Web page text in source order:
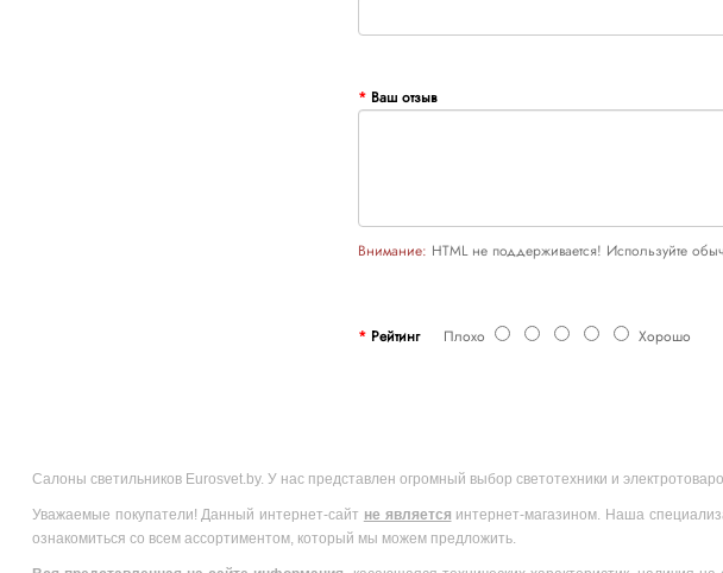
Ваш отзыв
Внимание: HTML не поддерживается! Используйте
РейтингПлохо Хорошо
Салоны светильников Eurosvet.by. У нас представлен огромный выбор светотехники и
Уважаемые покупатели! Данный интернет-сайт не является интернет-магазином. Наша
ознакомиться со всем ассортиментом, который мы можем предложить.